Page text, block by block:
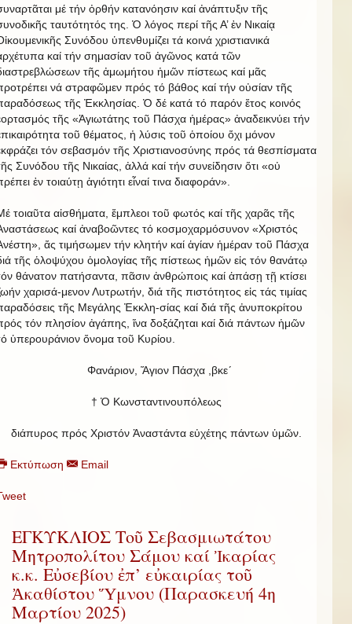
μέ τήν ὀρθήν κατανόησιν καί ἀνάπτυξιν τῆς
ταυτότητός της. Ὁ λόγος περί τῆς Α’ ἐν Νικαίᾳ
Συνόδου ὑπενθυμίζει τά κοινά χριστιανικά
καί τήν σημασίαν τοῦ ἀγῶνος κατά τῶν
τῆς ἀμωμήτου ἡμῶν πίστεως καί μᾶς
νά στραφῶμεν πρός τό βάθος καί τήν οὐσίαν τῆς
τῆς Ἐκκλησίας. Ὁ δέ κατά τό παρόν ἔτος κοινός
τῆς «Ἁγιωτάτης τοῦ Πάσχα ἡμέρας» ἀναδεικνύει τήν
τοῦ θέματος, ἡ λύσις τοῦ ὁποίου ὄχι μόνον
τόν σεβασμόν τῆς Χριστιανοσύνης πρός τά θεσπίσματα
Συνόδου τῆς Νικαίας, ἀλλά καί τήν συνείδησιν ὅτι «οὐ
ἐν τοιαύτῃ ἁγιότητι εἶναί τινα διαφοράν».
τοιαῦτα αἰσθήματα, ἔμπλεοι τοῦ φωτός καί τῆς χαρᾶς τῆς
καί ἀναβοῶντες τό κοσμοχαρμόσυνον «Χριστός
ἄς τιμήσωμεν τήν κλητήν καί ἁγίαν ἡμέραν τοῦ Πάσχα
τῆς ὁλοψύχου ὁμολογίας τῆς πίστεως ἡμῶν εἰς τόν θανάτῳ
θάνατον πατήσαντα, πᾶσιν ἀνθρώποις καί ἁπάσῃ τῇ κτίσει
χαρισά-μενον Λυτρωτήν, διά τῆς πιστότητος εἰς τάς τιμίας
τῆς Μεγάλης Ἐκκλη-σίας καί διά τῆς ἀνυποκρίτου
τόν πλησίον ἀγάπης, ἵνα δοξάζηται καί διά πάντων ἡμῶν
ὑπερουράνιον ὄνομα τοῦ Κυρίου.
Φανάριον, Ἅγιον Πάσχα ,βκε´
† Ὁ Κωνσταντινουπόλεως
διάπυρος πρός Χριστόν Ἀναστάντα εὐχέτης πάντων ὑμῶν.
Εκτύπωση Email
ΕΓΚΥΚΛΙΟΣ Τοῦ Σεβασμιωτάτου
Μητροπολίτου Σάμου καί Ἰκαρίας
κ.κ. Εὐσεβίου ἐπ’ εὐκαιρίας τοῦ
Ἀκαθίστου Ὕμνου (Παρασκευή 4η
Μαρτίου 2025)